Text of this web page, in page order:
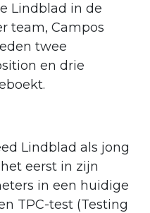
Lindblad in de
team, Campos
twee
en drie
Lindblad als jong
eerst in zijn
in een huidige
TPC-test (Testing